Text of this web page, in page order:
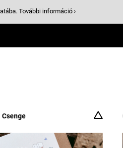
További információ ›